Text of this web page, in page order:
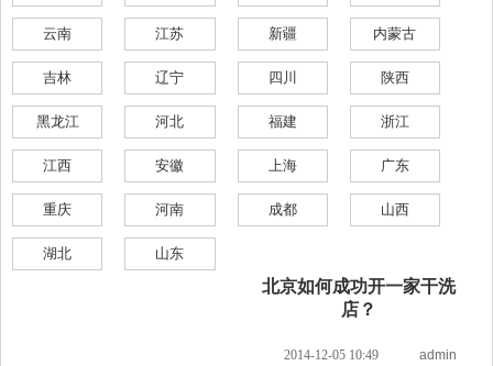
云南 江苏 新疆 内蒙古
吉林 辽宁 四川 陕西
黑龙江 河北 福建 浙江
江西 安徽 上海 广东
重庆 河南 成都 山西
湖北 山东
北京如何成功开一家干洗
店？
2014-12-05 10:49 admin